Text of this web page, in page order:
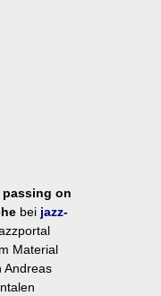
passing on
bei jazz-
Material
Andreas